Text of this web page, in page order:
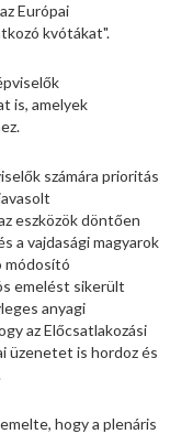
Európai
kvótákat".
is, amelyek
számára prioritás
eszközök döntően
a vajdasági magyarok
módosító
emelést sikerült
anyagi
az Előcsatlakozási
üzenetet is hordoz és
hogy a plenáris